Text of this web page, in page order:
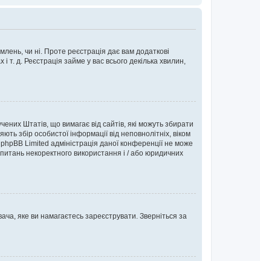
чи ні. Проте реєстрація дає вам додаткові
т. д. Реєстрація займе у вас всього декілька хвилин,
Штатів, що вимагає від сайтів, які можуть збирати
збір особистої інформації від неповнолітніх, віком
Limited адміністрація даної конференції не може
некоректного використання і / або юридичних
яке ви намагаєтесь зареєструвати. Зверніться за